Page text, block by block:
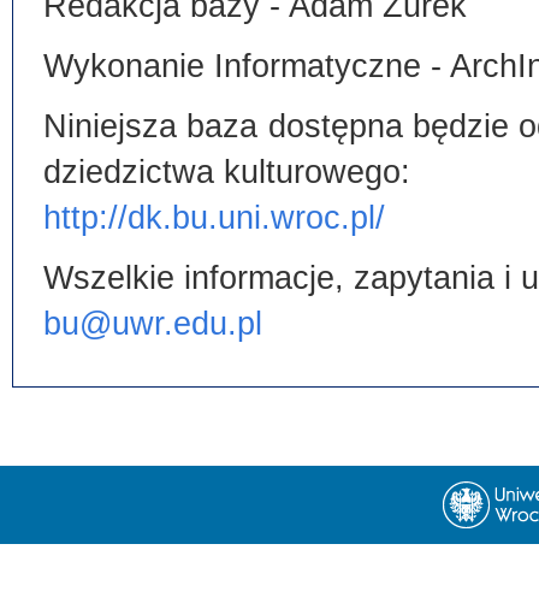
Wykonanie Informatyczne -
Niniejsza baza dostępna będzie
dziedzictwa kulturowego:
http://dk.bu.uni.wroc.pl/
Wszelkie informacje, zapytania i
bu@uwr.edu.pl